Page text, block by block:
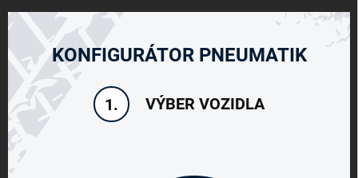
KONFIGURÁTOR PNEUMATIK
1. VÝBER VOZIDLA